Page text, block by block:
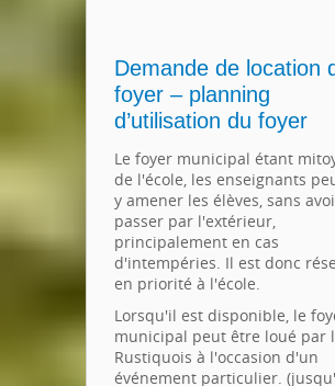
Demande de location
foyer – planning
d’utilisation du foyer
Le foyer municipal étant
de l'école, les enseignants
y amener les élèves, sans
passer par l'extérieur,
principalement en cas
d'intempéries. Il est donc
en priorité à l'école.
Lorsqu'il est disponible, le
municipal peut être loué par
Rustiquois à l'occasion d'un
événement particulier.